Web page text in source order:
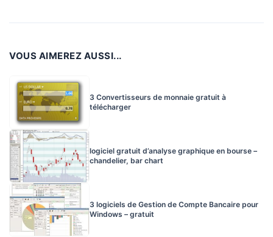
VOUS AIMEREZ AUSSI...
3 Convertisseurs de monnaie gratuit à
télécharger
logiciel gratuit d’analyse graphique en bourse –
chandelier, bar chart
3 logiciels de Gestion de Compte Bancaire pour
Windows – gratuit